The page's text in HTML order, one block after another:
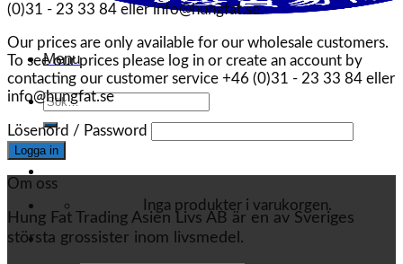
Menu
Sök
Inga produkter i varukorgen.
(0)31 - 23 33 84 eller info@hungfat.se
Our prices are only available for our wholesale customers.
To see our prices please log in or create an account by
contacting our customer service +46 (0)31 - 23 33 84 eller
info@hungfat.se
Lösenord / Password
Om oss
Hung Fat Trading Asien Livs AB är en av Sveriges
största grossister inom livsmedel.